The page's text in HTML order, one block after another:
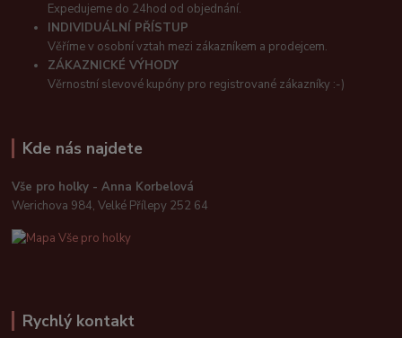
Expedujeme do 24hod od objednání.
INDIVIDUÁLNÍ PŘÍSTUP
Věříme v osobní vztah mezi zákazníkem a prodejcem.
ZÁKAZNICKÉ VÝHODY
Věrnostní slevové kupóny pro registrované zákazníky :-)
Kde nás najdete
Vše pro holky - Anna Korbelová
Werichova 984, Velké Přílepy 252 64
Rychlý kontakt